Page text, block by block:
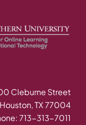
Cleburne Street
Houston, TX 77004
713-313-7011